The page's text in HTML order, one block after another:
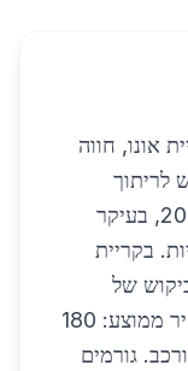
אונו, חווה
הביקוש לריתוך
מתכת עלה ב-18% בהשוואה ל-2026, בעיקר
בקריית
של
25,000 שעות ריתוך חודשיות. מחיר ממוצע: 180
פשוט, 250 ₪ למורכב. גורמים